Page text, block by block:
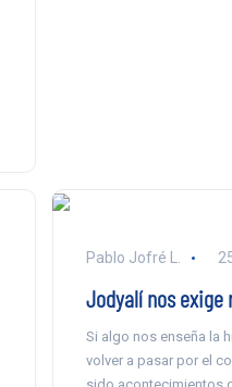
Pablo Jofré L.
Jodyalí nos exige
Si algo nos enseña la
volver a pasar por el